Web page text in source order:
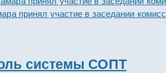
принял участие в заседании
системы СОПТ